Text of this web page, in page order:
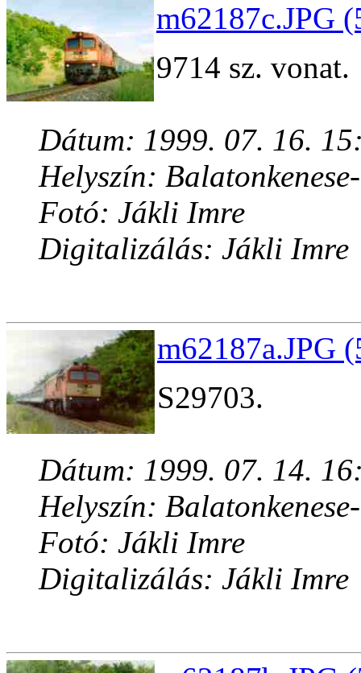
m62187c.JPG
9714 sz. vonat.
Dátum: 1999. 07. 16.
Helyszín:
Fotó: Jákli Imre
Digitalizálás: Jákli Imre
m62187a.JPG
S29703.
Dátum: 1999. 07. 14.
Helyszín:
Fotó: Jákli Imre
Digitalizálás: Jákli Imre